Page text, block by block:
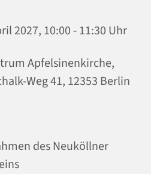
2027, 10:00 - 11:30 Uhr
Apfelsinenkirche,
Weg 41, 12353 Berlin
des Neuköllner